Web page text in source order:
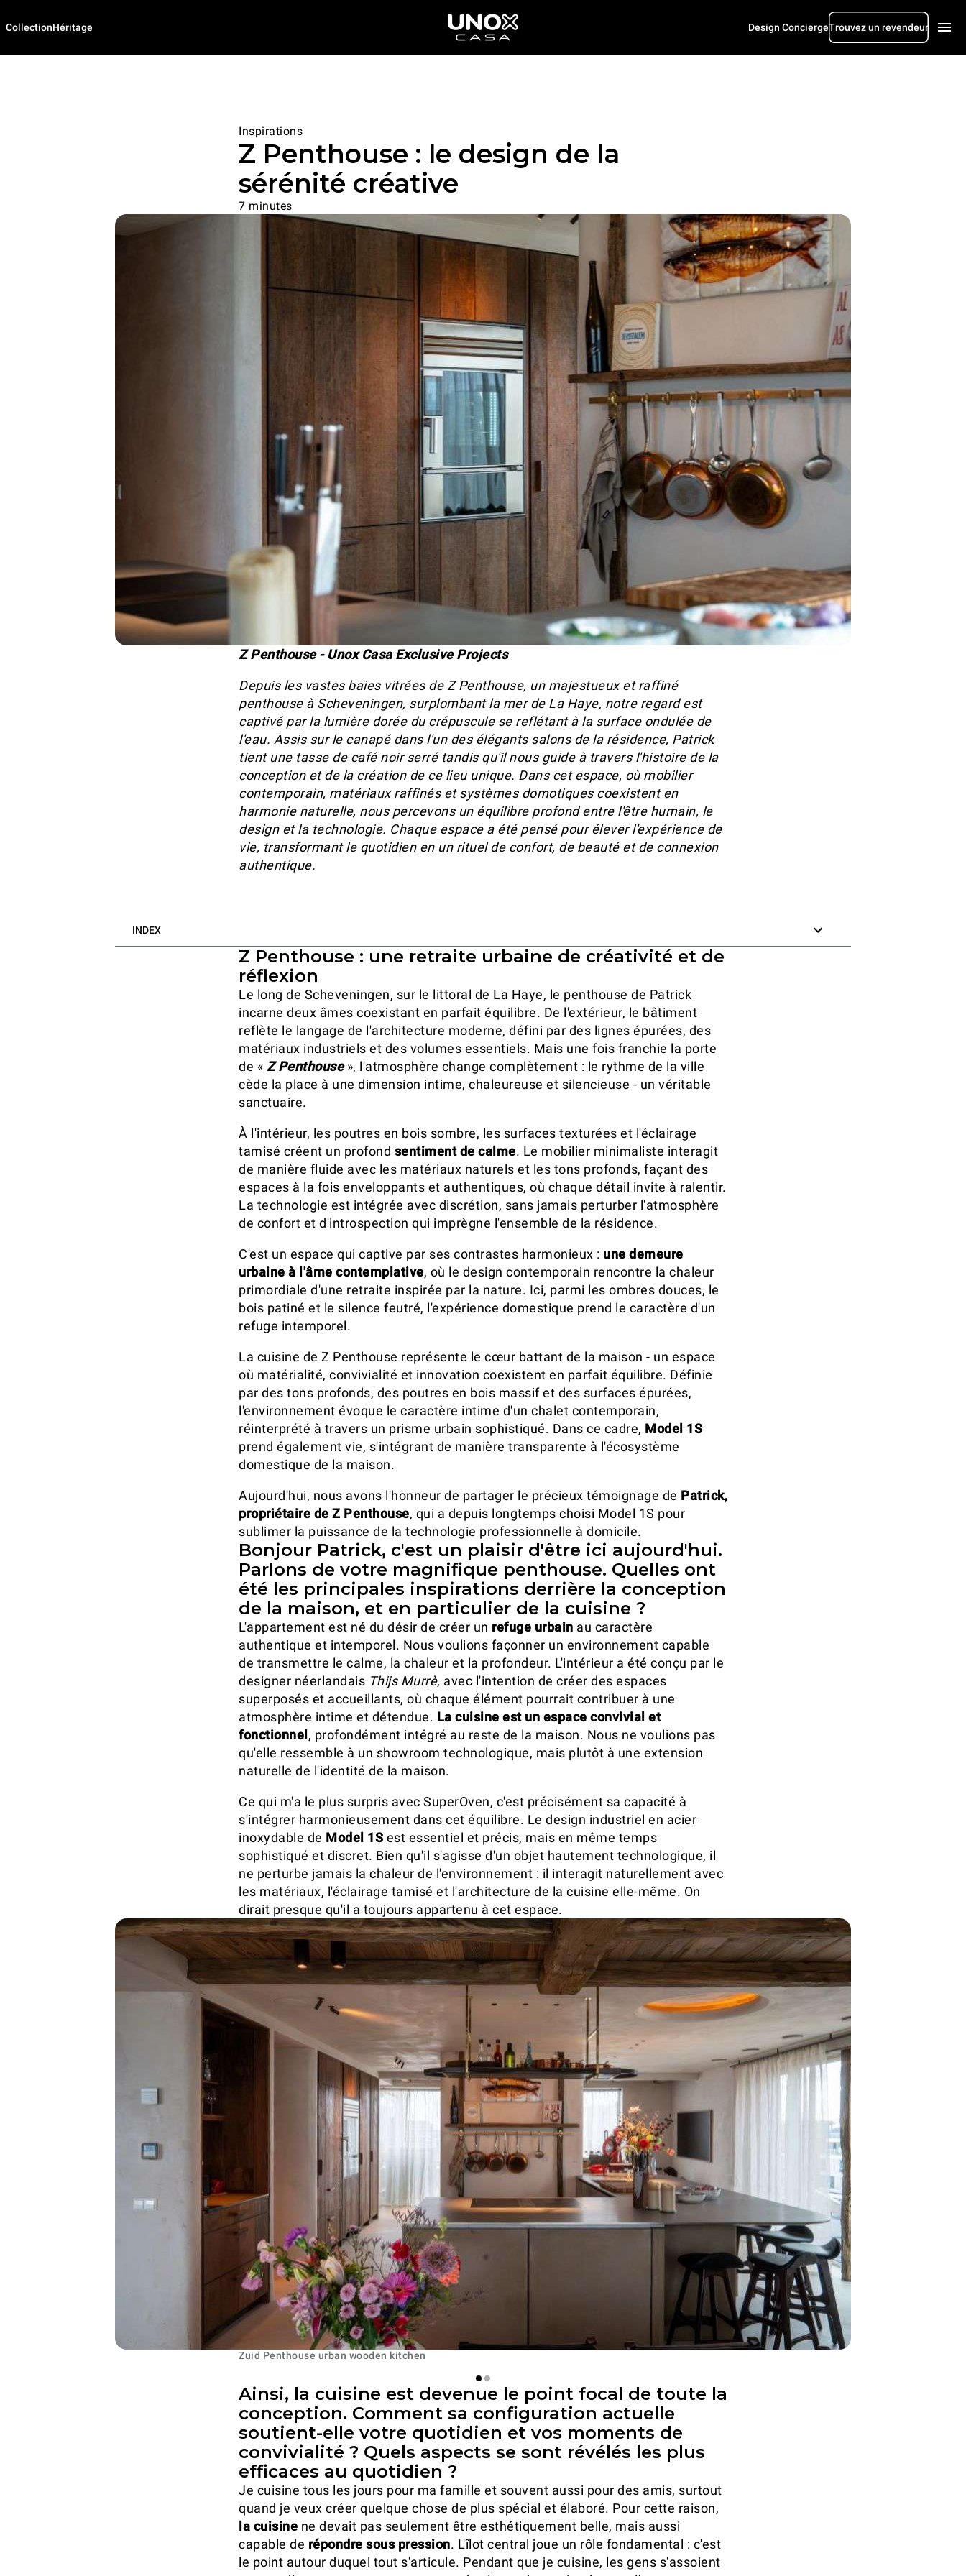
CollectionHéritage Design ConciergeTrouvez un revendeur
Inspirations
Z Penthouse : le design de la
sérénité créative
7 minutes
Z Penthouse - Unox Casa Exclusive Projects
Depuis les vastes baies vitrées de Z Penthouse, un majestueux et raffiné
penthouse à Scheveningen, surplombant la mer de La Haye, notre regard est
captivé par la lumière dorée du crépuscule se reflétant à la surface ondulée de
l'eau. Assis sur le canapé dans l'un des élégants salons de la résidence, Patrick
tient une tasse de café noir serré tandis qu'il nous guide à travers l'histoire de la
conception et de la création de ce lieu unique. Dans cet espace, où mobilier
contemporain, matériaux raffinés et systèmes domotiques coexistent en
harmonie naturelle, nous percevons un équilibre profond entre l'être humain, le
design et la technologie. Chaque espace a été pensé pour élever l'expérience de
vie, transformant le quotidien en un rituel de confort, de beauté et de connexion
authentique.
INDEX
Z Penthouse : une retraite urbaine de créativité et de
réflexion
Le long de Scheveningen, sur le littoral de La Haye, le penthouse de Patrick
incarne deux âmes coexistant en parfait équilibre. De l'extérieur, le bâtiment
reflète le langage de l'architecture moderne, défini par des lignes épurées, des
matériaux industriels et des volumes essentiels. Mais une fois franchie la porte
de « Z Penthouse», l'atmosphère change complètement : le rythme de la ville
cède la place à une dimension intime, chaleureuse et silencieuse - un véritable
sanctuaire.
À l'intérieur, les poutres en bois sombre, les surfaces texturées et l'éclairage
tamisé créent un profond sentiment de calme. Le mobilier minimaliste interagit
de manière fluide avec les matériaux naturels et les tons profonds, façant des
espaces à la fois enveloppants et authentiques, où chaque détail invite à ralentir.
La technologie est intégrée avec discrétion, sans jamais perturber l'atmosphère
de confort et d'introspection qui imprègne l'ensemble de la résidence.
C'est un espace qui captive par ses contrastes harmonieux : une demeure
urbaine à l'âme contemplative, où le design contemporain rencontre la chaleur
primordiale d'une retraite inspirée par la nature. Ici, parmi les ombres douces, le
bois patiné et le silence feutré, l'expérience domestique prend le caractère d'un
refuge intemporel.
La cuisine de Z Penthouse représente le cœur battant de la maison - un espace
où matérialité, convivialité et innovation coexistent en parfait équilibre. Définie
par des tons profonds, des poutres en bois massif et des surfaces épurées,
l'environnement évoque le caractère intime d'un chalet contemporain,
réinterprété à travers un prisme urbain sophistiqué. Dans ce cadre, Model 1S
prend également vie, s'intégrant de manière transparente à l'écosystème
domestique de la maison.
Aujourd'hui, nous avons l'honneur de partager le précieux témoignage de Patrick,
propriétaire de Z Penthouse, qui a depuis longtemps choisi Model 1S pour
sublimer la puissance de la technologie professionnelle à domicile.
Bonjour Patrick, c'est un plaisir d'être ici aujourd'hui.
Parlons de votre magnifique penthouse. Quelles ont
été les principales inspirations derrière la conception
de la maison, et en particulier de la cuisine ?
L'appartement est né du désir de créer un refuge urbain au caractère
authentique et intemporel. Nous voulions façonner un environnement capable
de transmettre le calme, la chaleur et la profondeur. L'intérieur a été conçu par le
designer néerlandais Thijs Murrè, avec l'intention de créer des espaces
superposés et accueillants, où chaque élément pourrait contribuer à une
atmosphère intime et détendue. La cuisine est un espace convivial et
fonctionnel , profondément intégré au reste de la maison. Nous ne voulions pas
qu'elle ressemble à un showroom technologique, mais plutôt à une extension
naturelle de l'identité de la maison.
Ce qui m'a le plus surpris avec SuperOven, c'est précisément sa capacité à
s'intégrer harmonieusement dans cet équilibre. Le design industriel en acier
inoxydable de Model 1S est essentiel et précis, mais en même temps
sophistiqué et discret. Bien qu'il s'agisse d'un objet hautement technologique, il
ne perturbe jamais la chaleur de l'environnement : il interagit naturellement avec
les matériaux, l'éclairage tamisé et l'architecture de la cuisine elle-même. On
dirait presque qu'il a toujours appartenu à cet espace.
Zuid Penthouse urban wooden kitchen
Ainsi, la cuisine est devenue le point focal de toute la
conception. Comment sa configuration actuelle
soutient-elle votre quotidien et vos moments de
convivialité ? Quels aspects se sont révélés les plus
efficaces au quotidien ?
Je cuisine tous les jours pour ma famille et souvent aussi pour des amis, surtout
quand je veux créer quelque chose de plus spécial et élaboré. Pour cette raison,
la cuisine ne devait pas seulement être esthétiquement belle, mais aussi
capable de répondre sous pression. L'îlot central joue un rôle fondamental : c'est
le point autour duquel tout s'articule. Pendant que je cuisine, les gens s'assoient